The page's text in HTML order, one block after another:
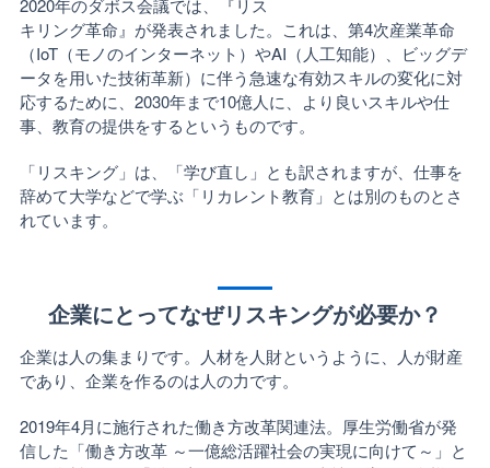
2020年のダボス会議では、『リス
キリング革命』が発表されました。これは、第4次産業革命
（IoT（モノのインターネット）やAI（人工知能）、ビッグデ
ータを用いた技術革新）に伴う急速な有効スキルの変化に対
応するために、2030年まで10億人に、より良いスキルや仕
事、教育の提供をするというものです。
「リスキング」は、「学び直し」とも訳されますが、仕事を
辞めて大学などで学ぶ「リカレント教育」とは別のものとさ
れています。
企業にとってなぜリスキングが必要か？
企業は人の集まりです。人材を人財というように、人が財産
であり、企業を作るのは人の力です。
2019年4月に施行された働き方改革関連法。厚生労働省が発
信した「働き方改革 ～一億総活躍社会の実現に向けて～」と